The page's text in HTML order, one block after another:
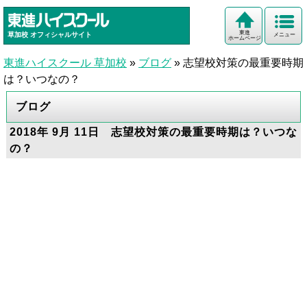
草加校 オフィシャルサイト メニュー
東進
ホームページ
東進ハイスクール 草加校 » ブログ » 志望校対策の最重要時期
は？いつなの？
ブログ
2018年 9月 11日 志望校対策の最重要時期は？いつな
の？